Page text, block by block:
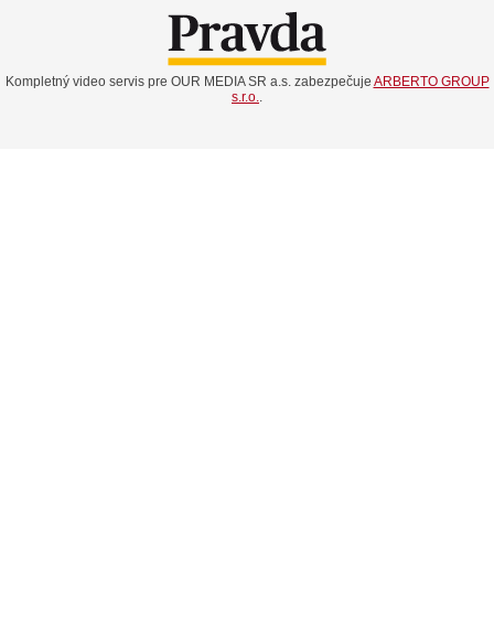
Kompletný video servis pre OUR MEDIA SR a.s. zabezpečuje ARBERTO GROUP
s.r.o..